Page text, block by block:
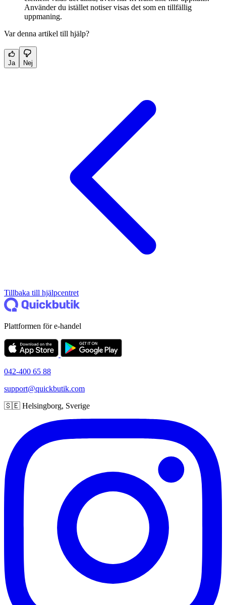
Använder du istället notiser visas det som en tillfällig
uppmaning.
Var denna artikel till hjälp?
Ja Nej
Tillbaka till hjälpcentret
Plattformen för e-handel
042-400 65 88
support@quickbutik.com
🇸🇪 Helsingborg, Sverige